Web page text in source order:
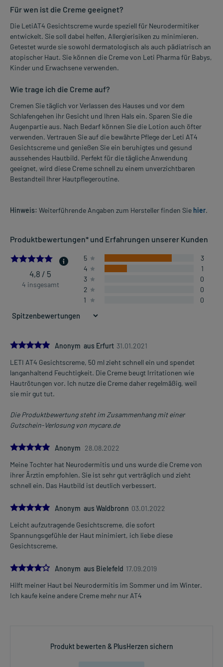
Für wen ist die Creme geeignet?
Die LetiAT4 Gesichtscreme wurde speziell für Neurodermitiker
entwickelt. Sie soll dabei helfen, Allergierisiken zu minimieren.
Getestet wurde sie sowohl dermatologisch als auch pädiatrisch an
atopischer Haut. Sie können die Creme von Leti Pharma für Babys,
Kinder und Erwachsene verwenden.
Wie trage ich die Creme auf?
Cremen Sie täglich vor Verlassen des Hauses und vor dem
Schlafengehen ihr Gesicht und Ihren Hals ein. Sparen Sie die
Augenpartie aus. Nach Bedarf können Sie die Lotion auch öfter
verwenden. Vertrauen Sie auf die bewährte Pflege der Leti AT4
Gesichtscreme und genießen Sie ein beruhigtes und gesund
aussehendes Hautbild. Perfekt für die tägliche Anwendung
geeignet, wird diese Creme schnell zu einem unverzichtbaren
Bestandteil Ihrer Hautpflegeroutine.
Hinweis: Weiterführende Angaben zum Hersteller finden Sie hier.
Produktbewertungen* und Erfahrungen unserer Kunden
4.75
4,8 / 5
4 insgesamt
5
3
4
1
3
0
2
0
1
0
5.0Anonym aus Erfurt 31.01.2021
LETI AT4 Gesichtscreme, 50 ml zieht schnell ein und spendet
langanhaltend Feuchtigkeit. Die Creme beugt Irritationen wie
Hautrötungen vor. Ich nutze die Creme daher regelmäßig, weil
sie mir gut tut.
Die Produktbewertung steht im Zusammenhang mit einer
Gutschein-Verlosung von mycare.de
5.0Anonym 28.08.2022
Meine Tochter hat Neurodermitis und uns wurde die Creme von
ihrer Ärztin empfohlen. Sie ist sehr gut verträglich und zieht
schnell ein. Das Hautbild ist deutlich verbessert.
5.0Anonym aus Waldbronn 03.01.2022
Leicht aufzutragende Gesichtscreme, die sofort
Spannungsgefühle der Haut minimiert, ich liebe diese
Gesichtscreme.
4.0Anonym aus Bielefeld 17.09.2019
Hilft meiner Haut bei Neurodermitis im Sommer und im Winter.
Ich kaufe keine andere Creme mehr nur AT4
Produkt bewerten & PlusHerzen sichern